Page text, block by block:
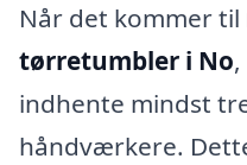
Når det kommer til
tørretumbler i No
indhente mindst
håndværkere.